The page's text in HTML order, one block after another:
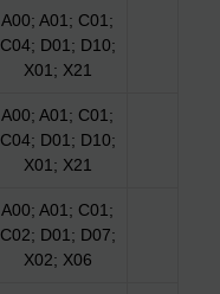
A00; A01; C01;
C04; D01; D10;
X01; X21
A00; A01; C01;
C04; D01; D10;
X01; X21
A00; A01; C01;
C02; D01; D07;
X02; X06